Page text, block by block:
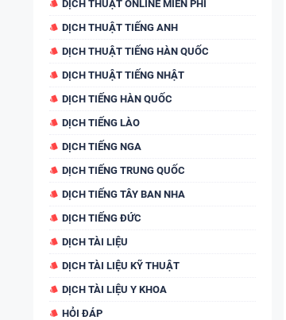
DỊCH THUẬT ONLINE MIỄN PHÍ
DỊCH THUẬT TIẾNG ANH
DỊCH THUẬT TIẾNG HÀN QUỐC
DỊCH THUẬT TIẾNG NHẬT
DỊCH TIẾNG HÀN QUỐC
DỊCH TIẾNG LÀO
DỊCH TIẾNG NGA
DỊCH TIẾNG TRUNG QUỐC
DỊCH TIẾNG TÂY BAN NHA
DỊCH TIẾNG ĐỨC
DỊCH TÀI LIỆU
DỊCH TÀI LIỆU KỸ THUẬT
DỊCH TÀI LIỆU Y KHOA
HỎI ĐÁP